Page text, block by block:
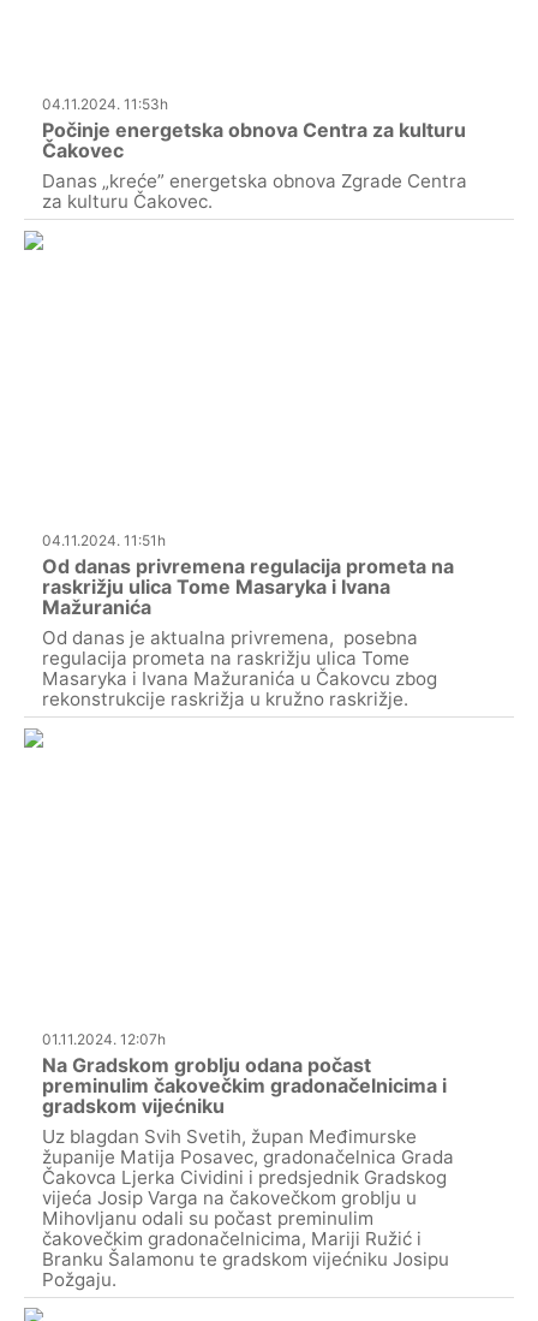
04.11.2024. 11:53h
Počinje energetska obnova Centra za kulturu
Čakovec
Danas „kreće” energetska obnova Zgrade Centra
za kulturu Čakovec.
04.11.2024. 11:51h
Od danas privremena regulacija prometa na
raskrižju ulica Tome Masaryka i Ivana
Mažuranića
Od danas je aktualna privremena, posebna
regulacija prometa na raskrižju ulica Tome
Masaryka i Ivana Mažuranića u Čakovcu zbog
rekonstrukcije raskrižja u kružno raskrižje.
01.11.2024. 12:07h
Na Gradskom groblju odana počast
preminulim čakovečkim gradonačelnicima i
gradskom vijećniku
Uz blagdan Svih Svetih, župan Međimurske
županije Matija Posavec, gradonačelnica Grada
Čakovca Ljerka Cividini i predsjednik Gradskog
vijeća Josip Varga na čakovečkom groblju u
Mihovljanu odali su počast preminulim
čakovečkim gradonačelnicima, Mariji Ružić i
Branku Šalamonu te gradskom vijećniku Josipu
Požgaju.